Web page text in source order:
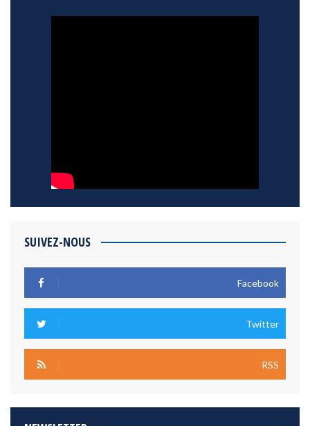
SUIVEZ-NOUS
Facebook
Twitter
RSS